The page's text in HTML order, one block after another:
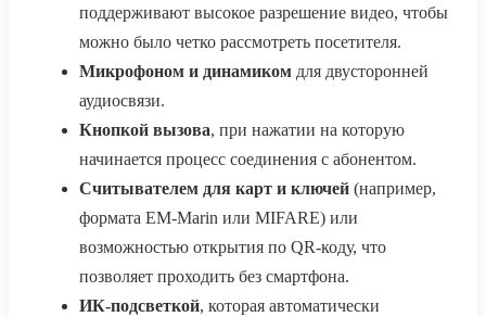
поддерживают высокое разрешение видео, чтобы
можно было четко рассмотреть посетителя.
Микрофоном и динамиком для двусторонней
аудиосвязи.
Кнопкой вызова, при нажатии на которую
начинается процесс соединения с абонентом.
Считывателем для карт и ключей (например,
формата EM-Marin или MIFARE) или
возможностью открытия по QR-коду, что
позволяет проходить без смартфона.
ИК-подсветкой, которая автоматически